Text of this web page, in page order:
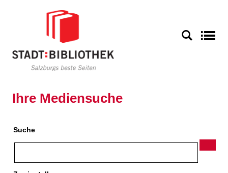
Ihre Mediensuche
Suche